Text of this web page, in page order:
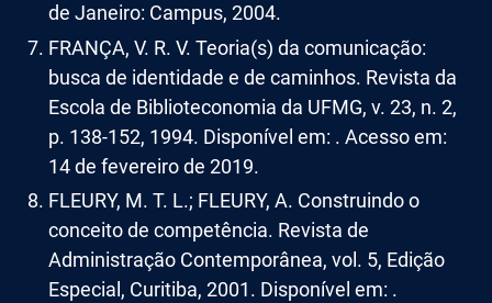
de Janeiro: Campus, 2004.
FRANÇA, V. R. V. Teoria(s) da comunicação:
busca de identidade e de caminhos. Revista da
Escola de Biblioteconomia da UFMG, v. 23, n. 2,
p. 138-152, 1994. Disponível em: . Acesso em:
14 de fevereiro de 2019.
FLEURY, M. T. L.; FLEURY, A. Construindo o
conceito de competência. Revista de
Administração Contemporânea, vol. 5, Edição
Especial, Curitiba, 2001. Disponível em: .